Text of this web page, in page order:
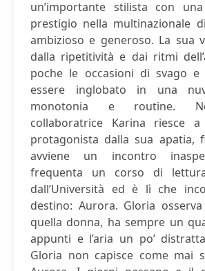
un’importante stilista con
prestigio nella multinazionale
ambizioso e generoso. La sua
dalla ripetitività e dai ritmi
poche le occasioni di svago
essere inglobato in una
monotonia e routine.
collaboratrice Karina riesce
protagonista dalla sua apatia,
avviene un incontro
frequenta un corso di
dall’Università ed è lì che
destino: Aurora. Gloria
quella donna, ha sempre un
appunti e l’aria un po’
Gloria non capisce come mai